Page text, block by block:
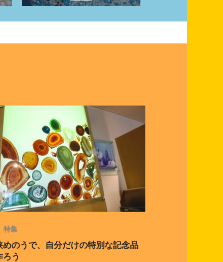
特集
めのうで、自分だけの特別な記念品
ろう